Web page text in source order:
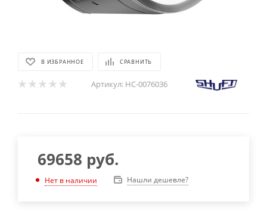
В ИЗБРАННОЕ СРАВНИТЬ
Артикул: НС-0076036
69658 руб.
Нет в наличии Нашли дешевле?